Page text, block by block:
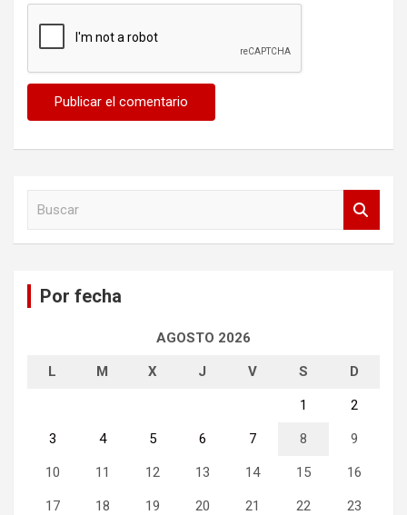
Por fecha
AGOSTO 2026
L M X J V S D
1 2
3 4 5 6 7 8 9
10 11 12 13 14 15 16
17 18 19 20 21 22 23